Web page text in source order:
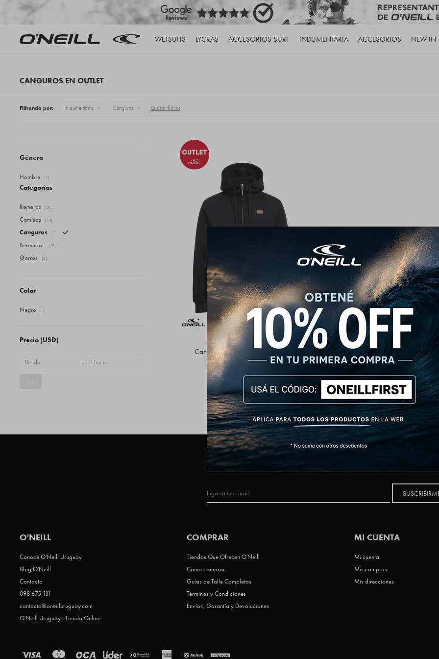
WETSUITS LYCRAS ACCESORIOS SURF INDUMENTARIA ACCESORIOS NEW IN
CANGUROS EN OUTLET
Filtrando por: Indumentaria Canguros Quitar filtros
Canguro O'Neill Express - Negro
$2.390
Categorías
Remeras (34)
Camisas (10)
Canguros (1)
Bermudas (12)
Gorros (2)
Precio (USD)
Color
Negro (1)
Género
Hombre (1)
O'NEILL
Conocé O'Neill Uruguay
Blog O'Neill
Contacto
098 675 131
contacto@oneilluruguay.com
O'Neill Uruguay · Tienda Online
COMPRAR
Tiendas Que Ofrecen O'Neill
Como comprar
Guías de Talle Completas
Términos y Condiciones
Envíos, Garantía y Devoluciones
MI CUENTA
Mi cuenta
Mis compras
Mis direcciones